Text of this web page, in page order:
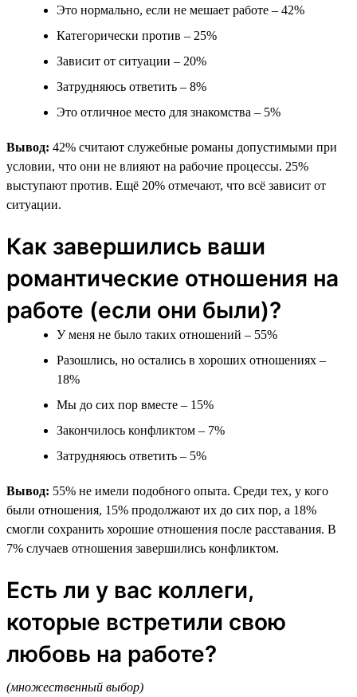
Это нормально, если не мешает работе – 42%
Категорически против – 25%
Зависит от ситуации – 20%
Затрудняюсь ответить – 8%
Это отличное место для знакомства – 5%
Вывод: 42% считают служебные романы допустимыми при
условии, что они не влияют на рабочие процессы. 25%
выступают против. Ещё 20% отмечают, что всё зависит от
ситуации.
Как завершились ваши
романтические отношения на
работе (если они были)?
У меня не было таких отношений – 55%
Разошлись, но остались в хороших отношениях –
18%
Мы до сих пор вместе – 15%
Закончилось конфликтом – 7%
Затрудняюсь ответить – 5%
Вывод: 55% не имели подобного опыта. Среди тех, у кого
были отношения, 15% продолжают их до сих пор, а 18%
смогли сохранить хорошие отношения после расставания. В
7% случаев отношения завершились конфликтом.
Есть ли у вас коллеги,
которые встретили свою
любовь на работе?
(множественный выбор)